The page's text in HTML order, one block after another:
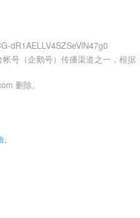
dR1AELLV4SZSeVlN47g0
号（企鹅号）传播渠道之一，根据
删除。